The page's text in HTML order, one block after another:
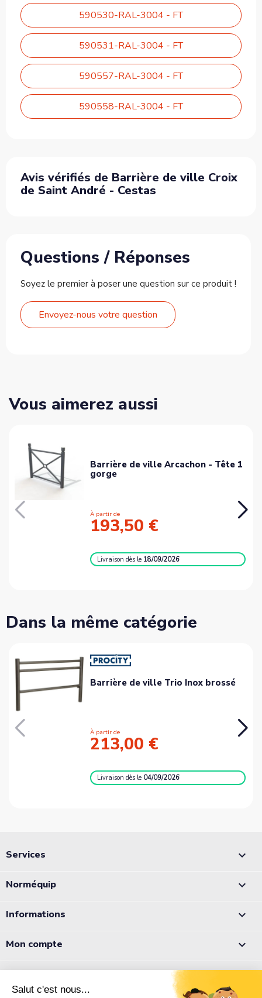
590530-RAL-3004 - FT
590531-RAL-3004 - FT
590557-RAL-3004 - FT
590558-RAL-3004 - FT
Avis vérifiés de Barrière de ville Croix
de Saint André - Cestas
Questions / Réponses
Soyez le premier à poser une question sur ce produit !
Envoyez-nous votre question
Vous aimerez aussi
Barrière de ville Arcachon - Tête 1
gorge
À partir de
193,50 €
Livraisondès le 18/09/2026
Dans la même catégorie
Barrière de ville Trio Inox brossé
À partir de
213,00 €
Livraisondès le 04/09/2026
Services 
Norméquip 
Informations 
Mon compte 